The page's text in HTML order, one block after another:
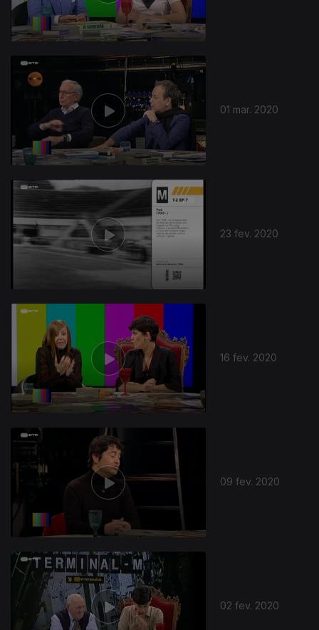
01 mar. 2020
23 fev. 2020
16 fev. 2020
09 fev. 2020
02 fev. 2020